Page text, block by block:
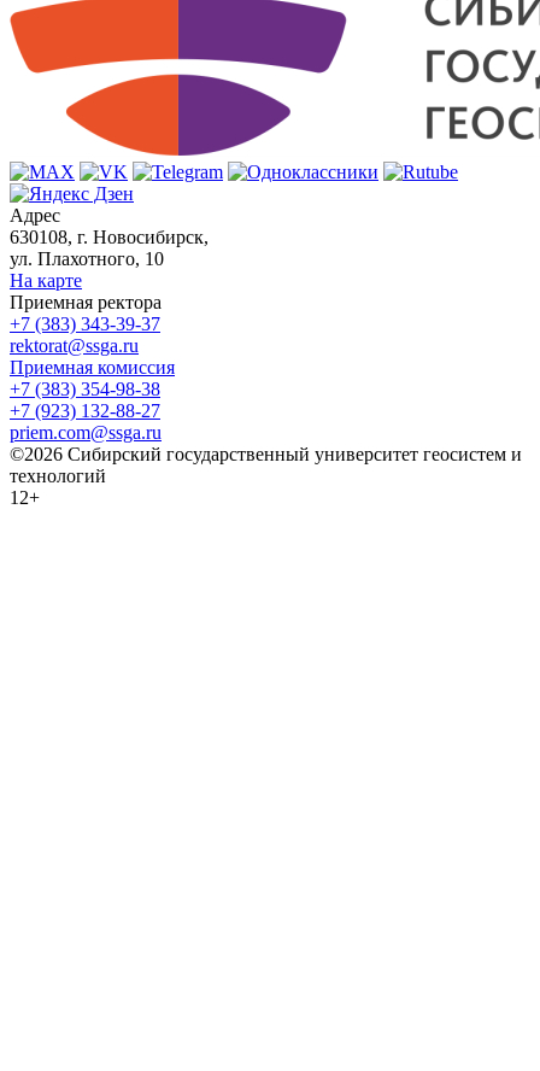
Адрес
630108, г. Новосибирск,
ул. Плахотного, 10
На карте
Приемная ректора
+7 (383) 343-39-37
rektorat@ssga.ru
Приемная комиссия
+7 (383) 354-98-38
+7 (923) 132-88-27
priem.com@ssga.ru
©2026 Сибирский государственный университет геосистем и
технологий
12+